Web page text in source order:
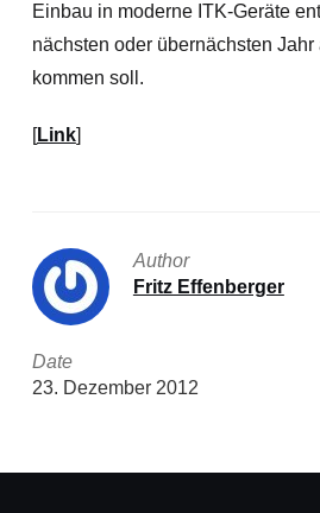
Einbau in moderne ITK-Geräte
nächsten oder übernächsten Jahr
kommen soll.
[Link]
Author
Fritz Effenberger
Date
23. Dezember 2012